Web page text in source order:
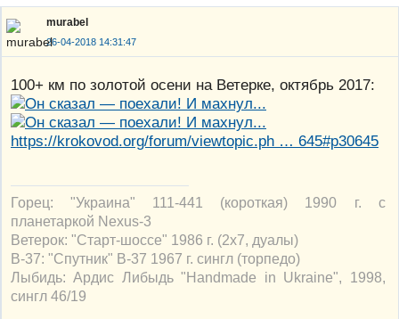
murabel
26-04-2018 14:31:47
100+ км по золотой осени на Ветерке, октябрь 2017:
https://krokovod.org/forum/viewtopic.ph … 645#p30645
Горец: "Украина" 111-441 (короткая) 1990 г. с
планетаркой Nexus-3
Ветерок: "Старт-шоссе" 1986 г. (2х7, дуалы)
В-37: "Спутник" В-37 1967 г. сингл (торпедо)
Лыбидь: Ардис Либыдь "Handmade in Ukraine", 1998,
сингл 46/19